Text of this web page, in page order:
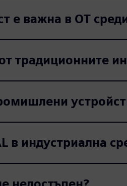
е важна в OT
традиционните
в индустриална